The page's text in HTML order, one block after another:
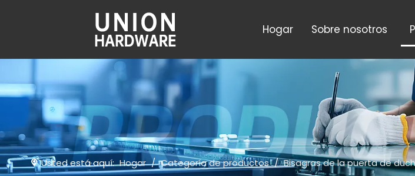
Hogar Sobre nosotros
Usted está aquí: Hogar / Categoría de productos / Bisagras de la puerta de